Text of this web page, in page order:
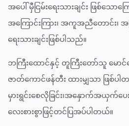
အပေါ် မှီငြမ်းရေးသားချင်း ဖြစ်သေ
အကြောင်းကြား၊ အကူအညီတောင်း၊
ရေးသားချင်းဖြစ်ပါသည်။
ဘကြီးထောင်နှင့် တူကြီးတော်သူ မောင်
ဇာတ်ကောင်ဖန်တီး ထားမျှသာ ဖြစ်ပ
မှားရွင်းစေလိုခြင်း၊အနှောက်အယှက်ပေ
လေးစားစွာဖြင့်တင်ပြအပ်ပါတယ်။